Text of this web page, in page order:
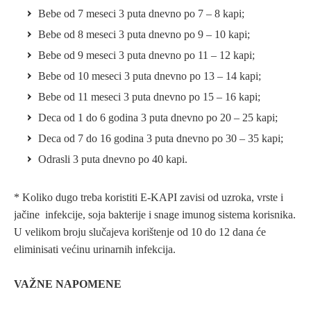
Bebe od 7 meseci 3 puta dnevno po 7 – 8 kapi;
Bebe od 8 meseci 3 puta dnevno po 9 – 10 kapi;
Bebe od 9 meseci 3 puta dnevno po 11 – 12 kapi;
Bebe od 10 meseci 3 puta dnevno po 13 – 14 kapi;
Bebe od 11 meseci 3 puta dnevno po 15 – 16 kapi;
Deca od 1 do 6 godina 3 puta dnevno po 20 – 25 kapi;
Deca od 7 do 16 godina 3 puta dnevno po 30 – 35 kapi;
Odrasli 3 puta dnevno po 40 kapi.
* Koliko dugo treba koristiti E-KAPI zavisi od uzroka, vrste i
jačine infekcije, soja bakterije i snage imunog sistema korisnika.
U velikom broju slučajeva korištenje od 10 do 12 dana će
eliminisati većinu urinarnih infekcija.
VAŽNE NAPOMENE